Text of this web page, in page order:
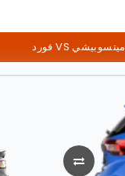
فورد VS ميتسوبيشي